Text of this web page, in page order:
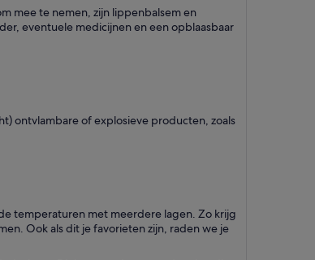
mee te nemen, zijn lippenbalsem en
eventuele medicijnen en een opblaasbaar
ontvlambare of explosieve producten, zoals
temperaturen met meerdere lagen. Zo krijg
Ook als dit je favorieten zijn, raden we je